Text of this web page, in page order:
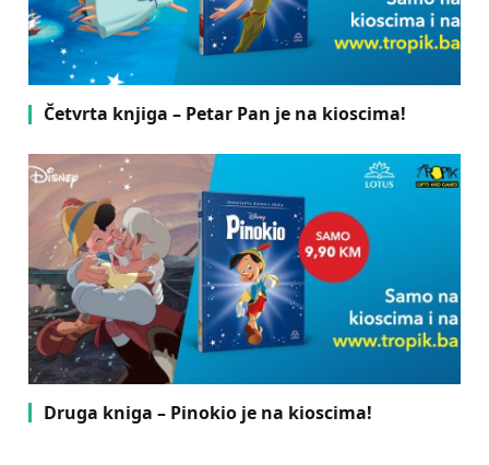
Četvrta knjiga – Petar Pan je na kioscima!
Druga kniga – Pinokio je na kioscima!